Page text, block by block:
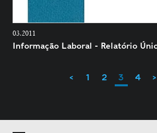
03.2011
Informação Laboral - Relatório
< 1 2 3 4 >